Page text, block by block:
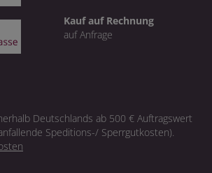
Kauf auf Rechnung
auf Anfrage
Deutschlands ab 500 € Auftragswert
Speditions-/ Sperrgutkosten).